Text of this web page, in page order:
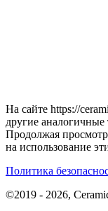
На сайте https://
другие аналогичные
Продолжая просмотр
на использование
Политика
©2019 - 2026,